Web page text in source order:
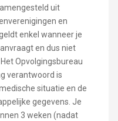
uit
en
enkel wanneer je
en dus niet
Opvolgingsbureau
verantwoord is
situatie en de
gegevens. Je
3 weken (nadat